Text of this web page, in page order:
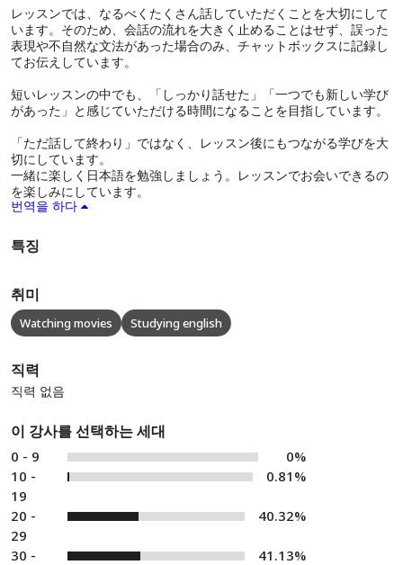
レッスンでは、なるべくたくさん話していただくことを大切にして
います。そのため、会話の流れを大きく止めることはせず、誤った
表現や不自然な文法があった場合のみ、チャットボックスに記録し
てお伝えしています。
短いレッスンの中でも、「しっかり話せた」「一つでも新しい学び
があった」と感じていただける時間になることを目指しています。
「ただ話して終わり」ではなく、レッスン後にもつながる学びを大
切にしています。
一緒に楽しく日本語を勉強しましょう。レッスンでお会いできるの
を楽しみにしています。
번역을 하다
특징
취미
Watching movies Studying english
직력
직력 없음
이 강사를 선택하는 세대
0 - 9
0%
10 -
19
0.81%
20 -
29
40.32%
30 -
41.13%